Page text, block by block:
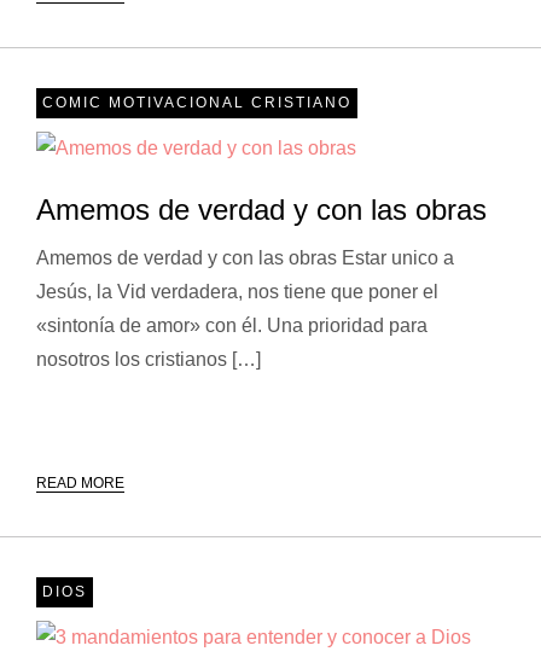
COMIC MOTIVACIONAL CRISTIANO
Amemos de verdad y con las obras
Amemos de verdad y con las obras Estar unico a
Jesús, la Vid verdadera, nos tiene que poner el
«sintonía de amor» con él. Una prioridad para
nosotros los cristianos […]
READ MORE
DIOS